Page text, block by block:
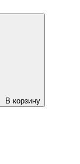
В корзину